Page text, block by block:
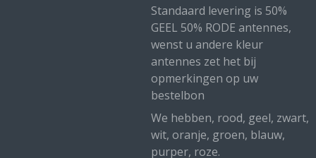
Standaard levering is 50%
GEEL 50% RODE antennes,
wenst u andere kleur
antennes zet het bij
opmerkingen op uw
bestelbon
We hebben, rood, geel, zwart,
wit, oranje, groen, blauw,
purper, roze.